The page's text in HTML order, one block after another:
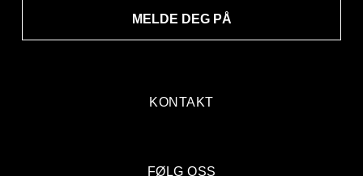
KONTAKT
MELDE DEG PÅ
FØLG OSS